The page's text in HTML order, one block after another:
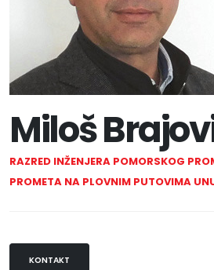
Miloš
RAZRED INŽENJERA POMORSKOG
PROMETA NA PLOVNIM PUTOVIMA
KONTAKT